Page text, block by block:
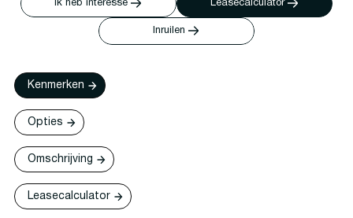
Ik heb interesse Leasecalculator
Inruilen
Kenmerken
Opties
Omschrijving
Leasecalculator